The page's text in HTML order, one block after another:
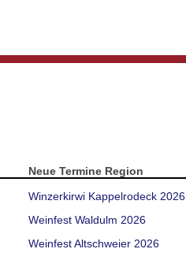
Neue Termine Region
Winzerkirwi Kappelrodeck 2026
Weinfest Waldulm 2026
Weinfest Altschweier 2026